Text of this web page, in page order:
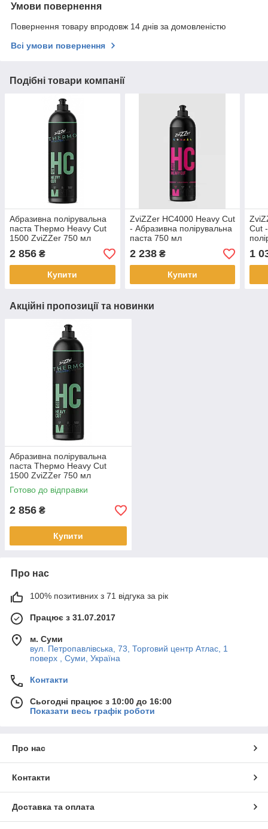
Умови повернення
Повернення товару впродовж 14 днів за домовленістю
Всі умови повернення
Подібні товари компанії
Абразивна полірувальна
паста Thермо Heavy Cut
1500 ZviZZer 750 мл
2 856 ₴
Купити
ZviZZer HC4000 Heavy Cut
- Абразивна полірувальна
паста 750 мл
2 238₴
Купити
Cut
мл
1
Акційні пропозиції та новинки
Абразивна полірувальна
паста Thермо Heavy Cut
1500 ZviZZer 750 мл
Готово до відправки
2 856 ₴
Купити
Про нас
100% позитивних з 71 відгука за рік
Працює з 31.07.2017
м. Суми
вул. Петропавлівська, 73, Торговий центр Атлас, 1
поверх , Суми, Україна
Контакти
Сьогодні працює з 10:00 до 16:00
Показати весь графік роботи
Про нас
Контакти
Доставка та оплата